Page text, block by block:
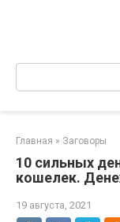
Главная » Заговоры
10 сильных
кошелек.
19 августа, 2021